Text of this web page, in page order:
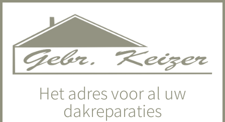
Het adres voor al uw
dakreparaties